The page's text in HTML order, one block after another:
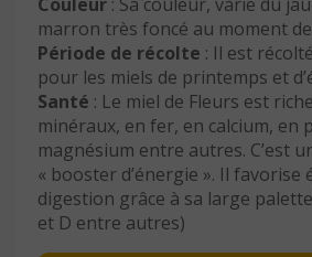
marron très foncé au moment
Période de récolte : Il est
pour les miels de printemps et
Santé : Le miel de Fleurs est
minéraux, en fer, en calcium, en
magnésium entre autres. C’est
« booster d’énergie ». Il favorise
digestion grâce à sa large
et D entre autres)